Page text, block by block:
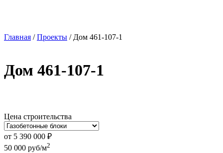
Главная /Проекты / Дом 461-107-1
Дом 461-107-1
Цена строительства
от 5 390 000 ₽
50 000 руб/м2